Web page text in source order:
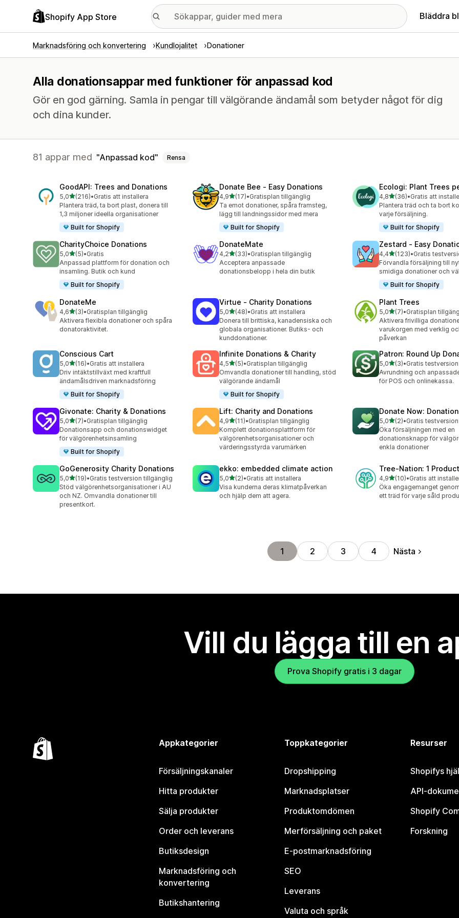
Shopify App Store Bläddra
Marknadsföring och konvertering Kundlojalitet Donationer
Alla donationsappar med funktioner för anpassad kod
Gör en god gärning. Samla in pengar till välgörande ändamål som betyder något för dig
och dina kunder.
81 appar med Anpassad kod Rensa
GoodAPI: Trees and Donations
5,0av 5 stjärnor
(216)
216 recensioner totalt
•Gratis att installera
Plantera träd, ta bort plast, donera till
1,3 miljoner ideella organisationer
Built for Shopify
Donate Bee ‑ Easy Donations
4,9av 5 stjärnor
(17)
17 recensioner totalt
•Gratisplan tillgänglig
Ta emot donationer, spåra framsteg,
lägg till landningssidor med mera
Built for Shopify
Ecologi: Plant Trees
4,8av 5 stjärnor
(36)
36 recensioner totalt
•Gratis att
Plantera träd och ta bort
varje försäljning.
Built for Shopify
CharityChoice Donations
5,0av 5 stjärnor
(5)
5 recensioner totalt
•Gratis
Anpassad plattform för donation och
insamling. Butik och kund
Built for Shopify
DonateMate
4,2av 5 stjärnor
(33)
33 recensioner totalt
•Gratisplan tillgänglig
Acceptera anpassade
donationsbelopp i hela din butik
Zestard ‑ Easy
4,4av 5 stjärnor
(123)
123 recensioner totalt
•
Förvandla försäljning till
smidiga donationer och
Built for Shopify
DonateMe
4,6av 5 stjärnor
(3)
3 recensioner totalt
•Gratisplan tillgänglig
Aktivera flexibla donationer och spåra
donatoraktivitet.
Virtue ‑ Charity Donations
5,0av 5 stjärnor
(48)
48 recensioner totalt
•Gratis att installera
Donera till brittiska, kanadensiska och
globala organisationer. Butiks- och
kunddonationer.
Plant Trees
5,0av 5 stjärnor
(7)
7 recensioner totalt
•Gratisplan
Aktivera frivilliga
varukorgen med verklig
påverkan
Conscious Cart
5,0av 5 stjärnor
(16)
16 recensioner totalt
•Gratis att installera
Driv intäktstillväxt med kraftfull
ändamålsdriven marknadsföring
Built for Shopify
Infinite Donations & Charity
4,5av 5 stjärnor
(5)
5 recensioner totalt
•Gratisplan tillgänglig
Omvandla donationer till handling, stöd
välgörande ändamål
Built for Shopify
Patron: Round Up
5,0av 5 stjärnor
(3)
3 recensioner totalt
•Gratis
Avrundning och
för POS och onlinekassa.
Givonate: Charity & Donations
5,0av 5 stjärnor
(7)
7 recensioner totalt
•Gratisplan tillgänglig
Donationsapp och donationswidget
för välgörenhetsinsamling
Built for Shopify
Lift: Charity and Donations
4,9av 5 stjärnor
(11)
11 recensioner totalt
•Gratisplan tillgänglig
Komplett donationsplattform för
välgörenhetsorganisationer och
värderingsstyrda varumärken
Donate Now:
5,0av 5 stjärnor
(2)
2 recensioner totalt
•Gratis
Öka försäljningen med en
donationsknapp för
enkla donationer
GoGenerosity Charity Donations
5,0av 5 stjärnor
(19)
19 recensioner totalt
•Gratis testversion tillgänglig
Stöd välgörenhetsorganisationer i AU
och NZ. Omvandla donationer till
presentkort.
ekko: embedded climate action
5,0av 5 stjärnor
(2)
2 recensioner totalt
•Gratis att installera
Visa kunderna deras klimatpåverkan
och hjälp dem att agera.
Tree‑Nation: 1
4,9av 5 stjärnor
(10)
10 recensioner totalt
•Gratis att
Öka engagemanget
ett träd för varje såld
1 2 3 4 Nästa
Vill du lägga till en
Prova Shopify gratis i 3 dagar
Appkategorier
Försäljningskanaler
Hitta produkter
Sälja produkter
Order och leverans
Butiksdesign
Marknadsföring och
konvertering
Butikshantering
Toppkategorier
Dropshipping
Marknadsplatser
Produktomdömen
Merförsäljning och paket
E-postmarknadsföring
SEO
Leverans
Valuta och språk
Resurser
Shopifys
API-
Shopify
Forskning